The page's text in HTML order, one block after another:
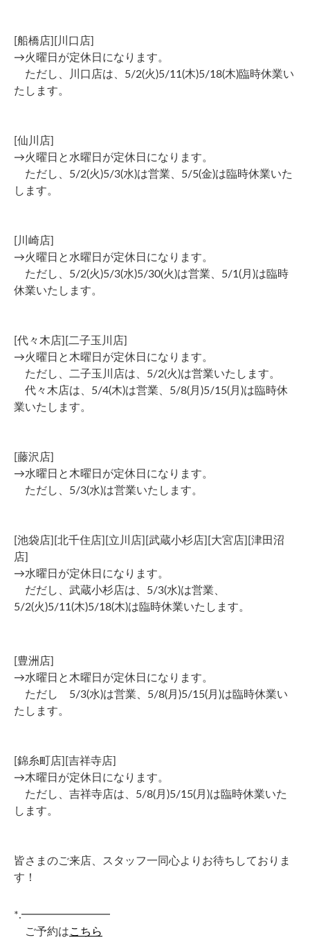
[船橋店][川口店]
→火曜日が定休日になります。
ただし、川口店は、5/2(火)5/11(木)5/18(木)臨時休業い
たします。
[仙川店]
→火曜日と水曜日が定休日になります。
ただし、5/2(火)5/3(水)は営業、5/5(金)は臨時休業いた
します。
[川崎店]
→火曜日と水曜日が定休日になります。
ただし、5/2(火)5/3(水)5/30(火)は営業、5/1(月)は臨時
休業いたします。
[代々木店][二子玉川店]
→火曜日と木曜日が定休日になります。
ただし、二子玉川店は、5/2(火)は営業いたします。
代々木店は、5/4(木)は営業、5/8(月)5/15(月)は臨時休
業いたします。
[藤沢店]
→水曜日と木曜日が定休日になります。
ただし、5/3(水)は営業いたします。
[池袋店][北千住店][立川店][武蔵小杉店][大宮店][津田沼
店]
→水曜日が定休日になります。
だだし、武蔵小杉店は、5/3(水)は営業、
5/2(火)5/11(木)5/18(木)は臨時休業いたします。
[豊洲店]
→水曜日と木曜日が定休日になります。
ただし 5/3(水)は営業、5/8(月)5/15(月)は臨時休業い
たします。
[錦糸町店][吉祥寺店]
→木曜日が定休日になります。
ただし、吉祥寺店は、5/8(月)5/15(月)は臨時休業いた
します。
皆さまのご来店、スタッフ一同心よりお待ちしておりま
す！
*.━━━━━━━━
ご予約はこちら